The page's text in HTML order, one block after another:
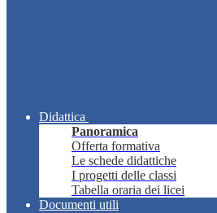
Didattica
Panoramica
Offerta formativa
Le schede didattiche
I progetti delle classi
Tabella oraria dei licei
Documenti utili